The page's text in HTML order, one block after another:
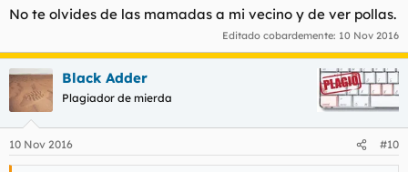
No te olvides de las mamadas a mi vecino y de ver pollas.
Editado cobardemente: 10 Nov 2016
Black Adder
Plagiador de mierda
10 Nov 2016 #10